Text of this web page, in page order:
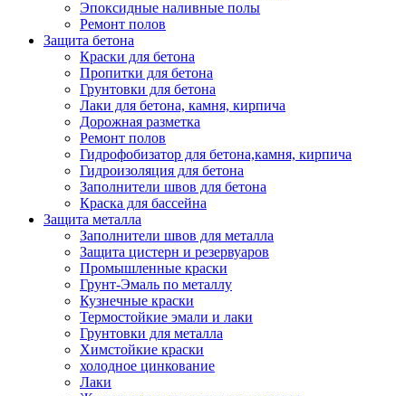
Эпоксидные наливные полы
Ремонт полов
Защита бетона
Краски для бетона
Пропитки для бетона
Грунтовки для бетона
Лаки для бетона, камня, кирпича
Дорожная разметка
Ремонт полов
Гидрофобизатор для бетона,камня, кирпича
Гидроизоляция для бетона
Заполнители швов для бетона
Краска для бассейна
Защита металла
Заполнители швов для металла
Защита цистерн и резервуаров
Промышленные краски
Грунт-Эмаль по металлу
Кузнечные краски
Термостойкие эмали и лаки
Грунтовки для металла
Химстойкие краски
холодное цинкование
Лаки